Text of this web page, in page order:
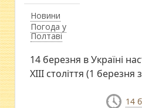
Новини
Погода у
Полтаві
14 березня в Україні
XIII століття (1 березня
14